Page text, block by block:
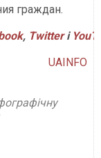
граждан.
, Twitterі
UAINFO